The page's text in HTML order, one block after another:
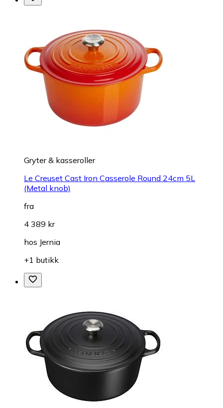
Gryter & kasseroller
Le Creuset Cast Iron Casserole Round 24cm 5L
(Metal knob)
fra
4 389 kr
hos Jernia
+1 butikk